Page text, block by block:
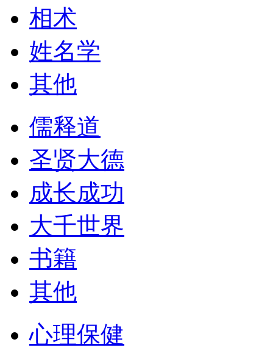
相术
姓名学
其他
儒释道
圣贤大德
成长成功
大千世界
书籍
其他
心理保健